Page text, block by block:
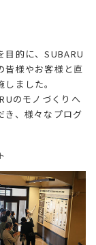
目的に、SUBARU
皆様やお客様と直
ました。
のモノづくりへ
き、様々なプログ